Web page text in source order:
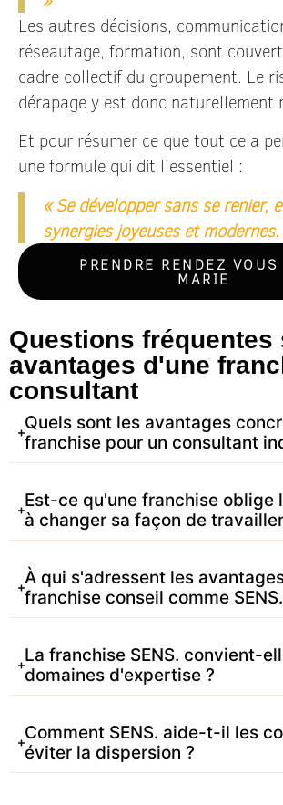
Les autres décisions,
réseautage, formation, sont
cadre collectif du groupement. Le
dérapage y est donc naturellement
Et pour résumer ce que tout cela
une formule qui dit l’essentiel :
« Se développer sans se renier,
synergies joyeuses et modernes.
PRENDRE RENDEZ VOUS
MARIE
Questions fréquentes
avantages d'une
consultant
Quels sont les avantages
franchise pour un consultant
Est-ce qu'une franchise oblige
à changer sa façon de
À qui s'adressent les
franchise conseil comme
La franchise SENS. convient-
domaines d'expertise ?
Comment SENS. aide-t-il les
éviter la dispersion ?